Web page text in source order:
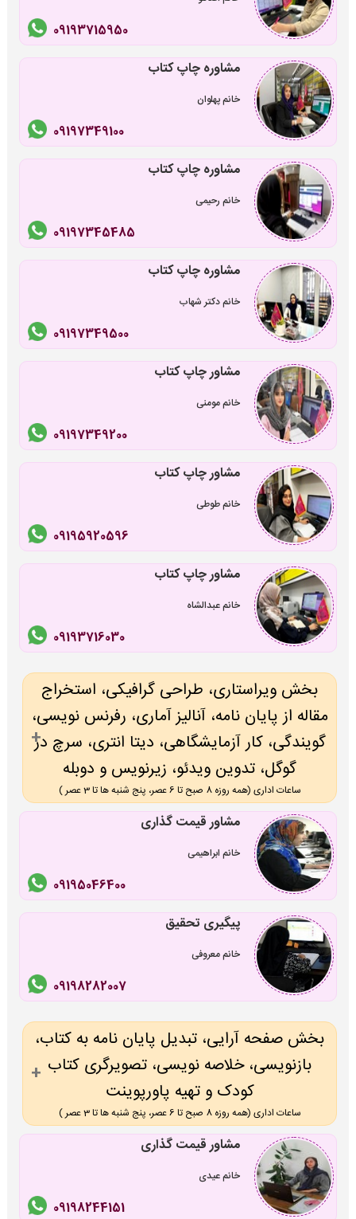
09193715950
مشاوره چاپ کتاب
خانم پهلوان
09197349100
مشاوره چاپ کتاب
خانم رحیمی
09197345485
مشاوره چاپ کتاب
خانم دکتر شهاب
09197349500
مشاور چاپ کتاب
خانم مومنی
09197349200
مشاور چاپ کتاب
خانم طوطی
09195920596
مشاور چاپ کتاب
خانم عبدالشاه
09193716030
بخش ویراستاری، طراحی گرافیکی، استخراج
مقاله از پایان نامه، آنالیز آماری، رفرنس نویسی،
گویندگی، کار آزمایشگاهی، دیتا انتری، سرچ در
گوگل، تدوین ویدئو، زیرنویس و دوبله
ساعات اداری (همه روزه 8 صبح تا 6 عصر، پنج شنبه ها تا 3 عصر )
مشاور قیمت گذاری
خانم ابراهیمی
09195046400
پیگیری تحقیق
خانم معروفی
09198282007
بخش صفحه آرایی، تبدیل پایان نامه به کتاب،
بازنویسی، خلاصه نویسی، تصویرگری کتاب
کودک و تهیه پاورپوینت
ساعات اداری (همه روزه 8 صبح تا 6 عصر، پنج شنبه ها تا 3 عصر )
مشاور قیمت گذاری
خانم عیدی
09198244151